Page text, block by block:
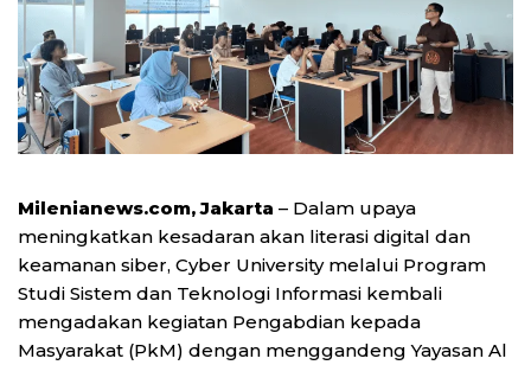
Milenianews.com, Jakarta – Dalam upaya
meningkatkan kesadaran akan literasi digital dan
keamanan siber, Cyber University melalui Program
Studi Sistem dan Teknologi Informasi kembali
mengadakan kegiatan Pengabdian kepada
Masyarakat (PkM) dengan menggandeng Yayasan Al